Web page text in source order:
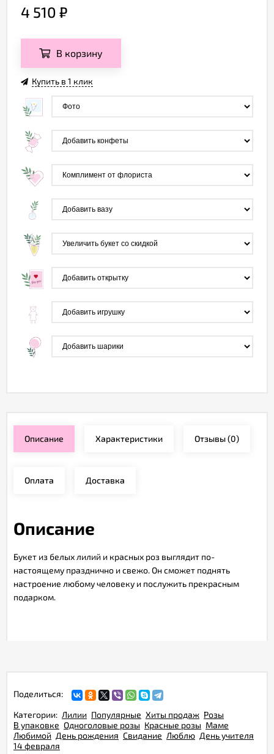
4 510 ₽
В корзину
Купить в 1 клик
Описание Характеристики Отзывы(0)
Оплата Доставка
Описание
Букет из белых лилий и красных роз выглядит по-
настоящему празднично и свежо. Он сможет поднять
настроение любому человеку и послужить прекрасным
подарком.
Поделиться:
Категории: Лилии Популярные Хиты продаж Розы
В упаковке Одноголовые розы Красные розы Маме
Любимой День рождения Свидание Люблю День учителя
14 февраля